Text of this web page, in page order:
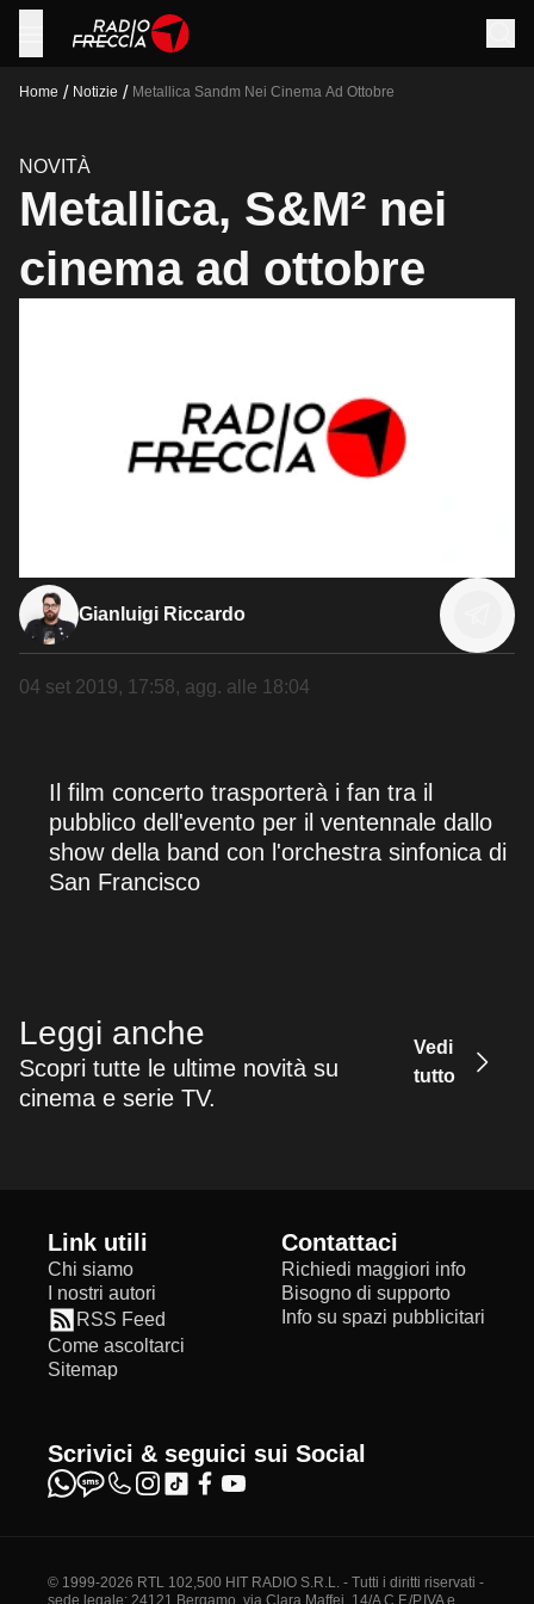
Home / Notizie / Metallica Sandm Nei Cinema Ad Ottobre
NOVITÀ
Metallica, S&M² nei
cinema ad ottobre
Gianluigi Riccardo
04 set 2019, 17:58, agg. alle 18:04
Il film concerto trasporterà i fan tra il
pubblico dell'evento per il ventennale dallo
show della band con l'orchestra sinfonica di
San Francisco
Leggi anche
Scopri tutte le ultime novità su
cinema e serie TV.
Vedi
tutto
Link utili
Chi siamo
I nostri autori
RSS Feed
Come ascoltarci
Sitemap
Contattaci
Richiedi maggiori info
Bisogno di supporto
Info su spazi pubblicitari
Scrivici & seguici sui Social
© 1999-2026 RTL 102,500 HIT RADIO S.R.L. - Tutti i diritti riservati -
sede legale: 24121 Bergamo, via Clara Maffei, 14/A C.F./P.IVA e